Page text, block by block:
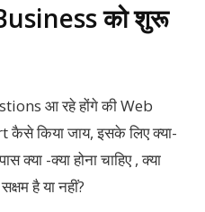
को शुरू
आ रहे होंगे की Web
किया जाय, इसके लिए क्या-
-क्या होना चाहिए , क्या
है या नहीं?